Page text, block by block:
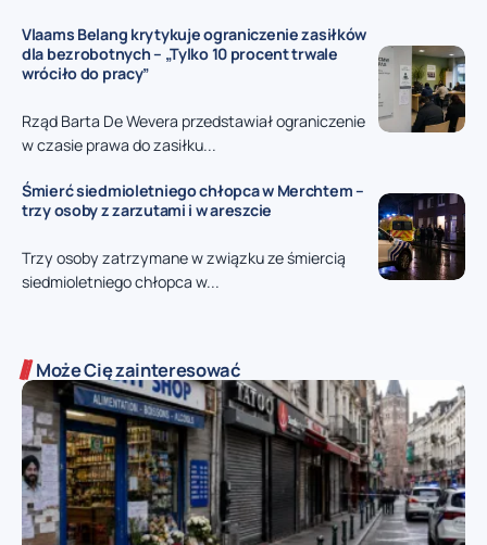
Vlaams Belang krytykuje ograniczenie zasiłków
dla bezrobotnych – „Tylko 10 procent trwale
wróciło do pracy”
Rząd Barta De Wevera przedstawiał ograniczenie
w czasie prawa do zasiłku...
Śmierć siedmioletniego chłopca w Merchtem –
trzy osoby z zarzutami i w areszcie
Trzy osoby zatrzymane w związku ze śmiercią
siedmioletniego chłopca w...
Może Cię zainteresować